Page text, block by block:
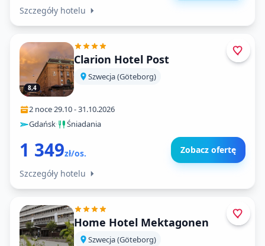
Szczegóły hotelu
8,4
Clarion Hotel Post
Szwecja (Göteborg)
2 noce·29.10-31.10.2026
Gdańsk· Śniadania
1 349zł/os. Zobacz ofertę
Szczegóły hotelu
Home Hotel Mektagonen
Szwecja (Göteborg)